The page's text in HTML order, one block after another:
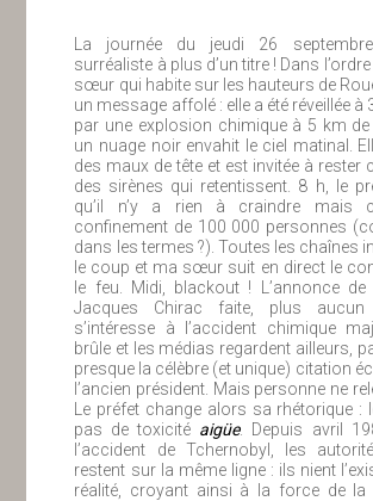
La journée du jeudi 26
surréaliste à plus d’un titre ! Dans
sœur qui habite sur les hauteurs de
un message affolé : elle a été réveillée à
par une explosion chimique à 5 km de
un nuage noir envahit le ciel matinal.
des maux de tête et est invitée à rester
des sirènes qui retentissent. 8 h, le
qu’il n’y a rien à craindre mais
confinement de 100 000 personnes
dans les termes ?). Toutes les chaînes
le coup et ma sœur suit en direct le
le feu. Midi, blackout ! L’annonce
Jacques Chirac faite, plus
s’intéresse à l’accident chimique
brûle et les médias regardent ailleurs,
presque la célèbre (et unique) citation
l’ancien président. Mais personne ne
Le préfet change alors sa rhétorique :
pas de toxicité aigüe. Depuis avril
l’accident de Tchernobyl, les
restent sur la même ligne : ils nient
réalité, croyant ainsi à la force de la